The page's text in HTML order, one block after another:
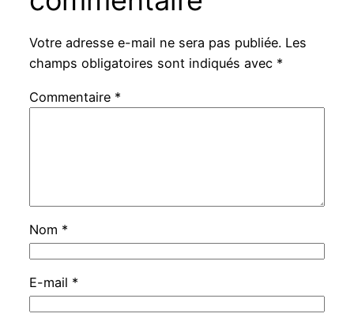
Votre adresse e-mail ne sera pas publiée. Les
champs obligatoires sont indiqués avec *
Commentaire *
Nom *
E-mail *